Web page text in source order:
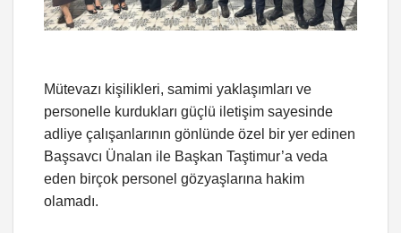
Mütevazı kişilikleri, samimi yaklaşımları ve
personelle kurdukları güçlü iletişim sayesinde
adliye çalışanlarının gönlünde özel bir yer edinen
Başsavcı Ünalan ile Başkan Taştimur’a veda
eden birçok personel gözyaşlarına hakim
olamadı.